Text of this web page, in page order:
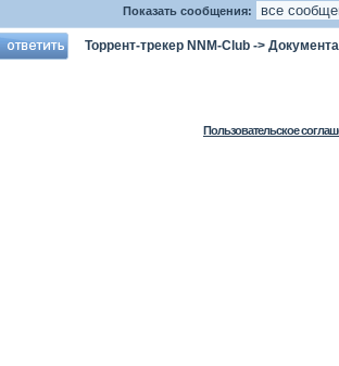
Показать сообщения:
Торрент-трекер NNM-Club ->
Пользовательское